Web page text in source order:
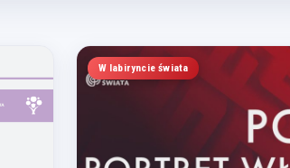
W labiryncie świata